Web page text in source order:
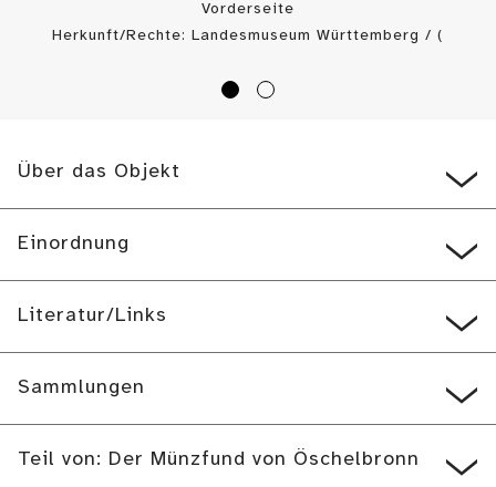
Vorderseite
Herkunft/Rechte: Landesmuseum Württemberg / (
Über das Objekt
Einordnung
Literatur/Links
Sammlungen
Teil von: Der Münzfund von Öschelbronn